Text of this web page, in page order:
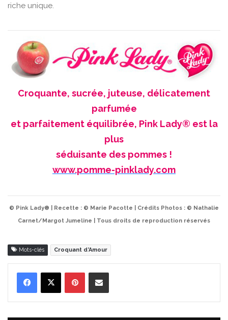
riche unique.
Croquante, sucrée, juteuse, délicatement
parfumée
et parfaitement équilibrée, Pink Lady® est la
plus
séduisante des pommes !
www.pomme-pinklady.com
© Pink Lady® | Recette : © Marie Pacotte | Crédits Photos : © Nathalie
Carnet/Margot Jumeline | Tous droits de reproduction réservés
Mots-clés Croquant d’Amour